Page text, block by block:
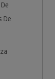
De